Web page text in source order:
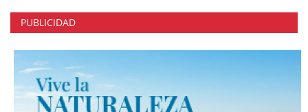
PUBLICIDAD